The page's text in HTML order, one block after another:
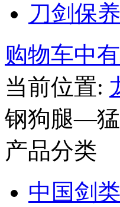
刀剑保养
购物车中
当前位置:
钢狗腿—
产品分类
中国剑